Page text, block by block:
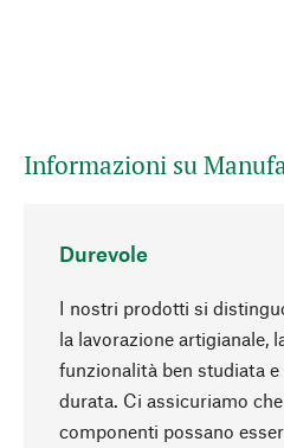
Informazioni su
Durevole
I nostri prodotti si
la lavorazione artigianale,
funzionalità ben studiata e
durata. Ci assicuriamo
componenti possano